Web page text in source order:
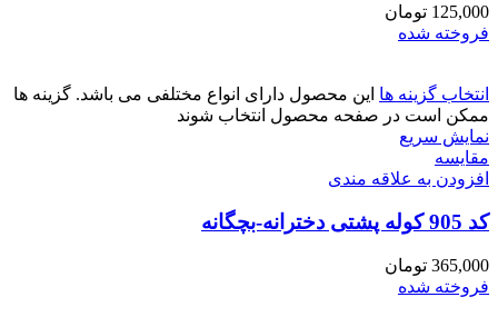
125,000 تومان
فروخته شده
انتخاب گزینه ها این محصول دارای انواع مختلفی می باشد. گزینه ها
ممکن است در صفحه محصول انتخاب شوند
نمایش سریع
مقايسه
افزودن به علاقه مندی
کد 905 کوله پشتی دخترانه-بچگانه
365,000 تومان
فروخته شده